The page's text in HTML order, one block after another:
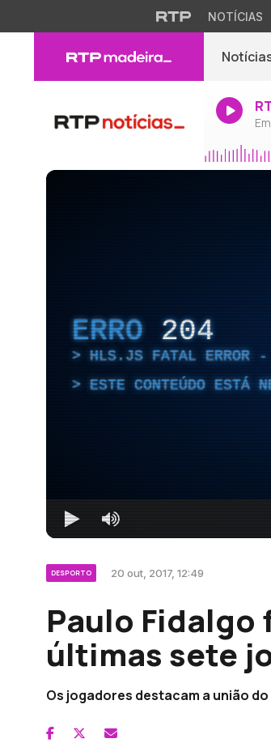
NOTÍCIAS
ERRO 204
HLS.JS FATAL ERROR -
ESTE CONTEÚDO ESTÁ
DESPORTO 20 out, 2017, 12:49
Paulo
últimas sete
Os jogadores destacam a união